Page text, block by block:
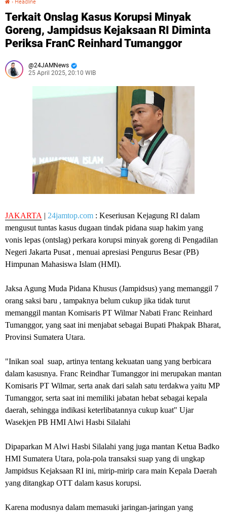
› Headline
Terkait Onslag Kasus Korupsi Minyak
Goreng, Jampidsus Kejaksaan RI Diminta
Periksa FranC Reinhard Tumanggor
24JAMNews
25 April 2025, 20:10 WIB
JAKARTA | 24jamtop.com : Keseriusan Kejagung RI dalam
mengusut tuntas kasus dugaan tindak pidana suap hakim yang
vonis lepas (ontslag) perkara korupsi minyak goreng di Pengadilan
Negeri Jakarta Pusat , menuai apresiasi Pengurus Besar (PB)
Himpunan Mahasiswa Islam (HMI).
Jaksa Agung Muda Pidana Khusus (Jampidsus) yang memanggil 7
orang saksi baru , tampaknya belum cukup jika tidak turut
memanggil mantan Komisaris PT Wilmar Nabati Franc Reinhard
Tumanggor, yang saat ini menjabat sebagai Bupati Phakpak Bharat,
Provinsi Sumatera Utara.
"Inikan soal suap, artinya tentang kekuatan uang yang berbicara
dalam kasusnya. Franc Reindhar Tumanggor ini merupakan mantan
Komisaris PT Wilmar, serta anak dari salah satu terdakwa yaitu MP
Tumanggor, serta saat ini memiliki jabatan hebat sebagai kepala
daerah, sehingga indikasi keterlibatannya cukup kuat" Ujar
Wasekjen PB HMI Alwi Hasbi Silalahi
Dipaparkan M Alwi Hasbi Silalahi yang juga mantan Ketua Badko
HMI Sumatera Utara, pola-pola transaksi suap yang di ungkap
Jampidsus Kejaksaan RI ini, mirip-mirip cara main Kepala Daerah
yang ditangkap OTT dalam kasus korupsi.
Karena modusnya dalam memasuki jaringan-jaringan yang